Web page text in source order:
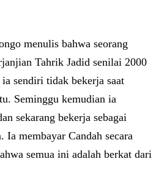
menulis bahwa seorang
Tahrik Jadid senilai 2000
sendiri tidak bekerja saat
Seminggu kemudian ia
sekarang bekerja sebagai
Ia membayar Candah secara
semua ini adalah berkat dari